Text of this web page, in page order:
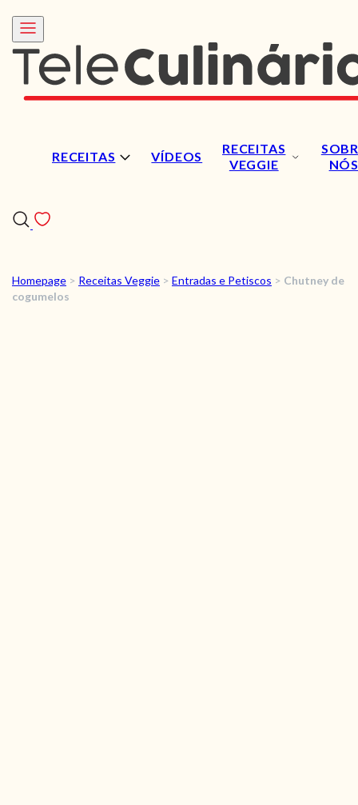
RECEITAS VÍDEOS
RECEITAS
VEGGIE
NÓS
RECEITAS
Homepage > Receitas Veggie > Entradas e Petiscos > Chutney de
cogumelos